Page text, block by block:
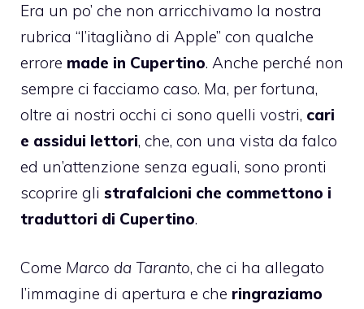
Era un po’ che non arricchivamo la nostra
rubrica “l’itagliàno di Apple” con qualche
errore made in Cupertino. Anche perché non
sempre ci facciamo caso. Ma, per fortuna,
oltre ai nostri occhi ci sono quelli vostri, cari
e assidui lettori, che, con una vista da falco
ed un’attenzione senza eguali, sono pronti
scoprire gli strafalcioni che commettono i
traduttori di Cupertino.
Come Marco da Taranto, che ci ha allegato
l’immagine di apertura e che ringraziamo